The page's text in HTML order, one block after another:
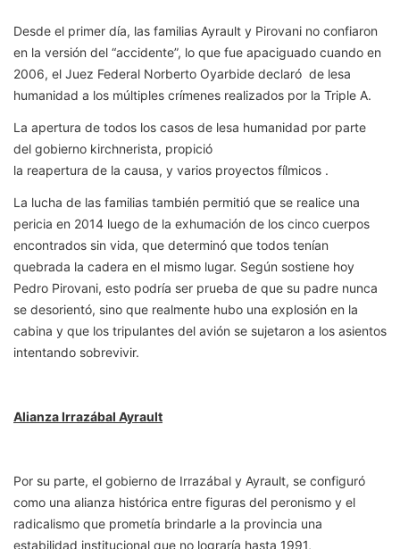
Desde el primer día, las familias Ayrault y Pirovani no confiaron
en la versión del “accidente”, lo que fue apaciguado cuando en
2006, el Juez Federal Norberto Oyarbide declaró de lesa
humanidad a los múltiples crímenes realizados por la Triple A.
La apertura de todos los casos de lesa humanidad por parte
del gobierno kirchnerista, propició
la reapertura de la causa, y varios proyectos fílmicos .
La lucha de las familias también permitió que se realice una
pericia en 2014 luego de la exhumación de los cinco cuerpos
encontrados sin vida, que determinó que todos tenían
quebrada la cadera en el mismo lugar. Según sostiene hoy
Pedro Pirovani, esto podría ser prueba de que su padre nunca
se desorientó, sino que realmente hubo una explosión en la
cabina y que los tripulantes del avión se sujetaron a los asientos
intentando sobrevivir.
Alianza Irrazábal Ayrault
Por su parte, el gobierno de Irrazábal y Ayrault, se configuró
como una alianza histórica entre figuras del peronismo y el
radicalismo que prometía brindarle a la provincia una
estabilidad institucional que no lograría hasta 1991,